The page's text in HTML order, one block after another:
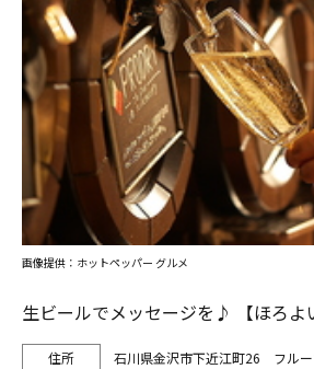
生ビールでメッセージを♪ 【ほろよ
石川県金沢市下近江町26 フル
画像提供：ホットペッパー グルメ